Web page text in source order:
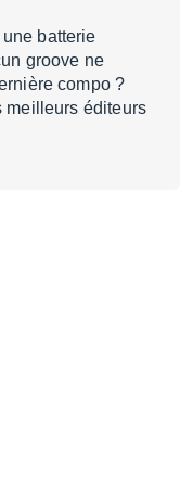
batterie
groove ne
compo ?
meilleurs éditeurs